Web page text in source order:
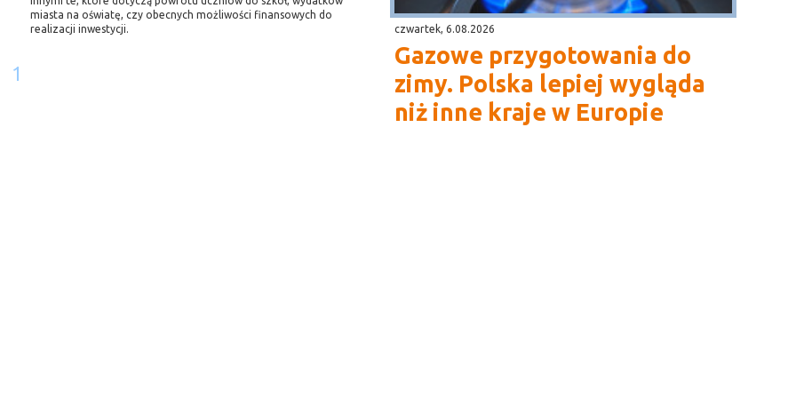
miasta na oświatę, czy obecnych możliwości finansowych do
realizacji inwestycji.
1
czwartek, 6.08.2026
Gazowe przygotowania do
zimy. Polska lepiej wygląda
niż inne kraje w Europie